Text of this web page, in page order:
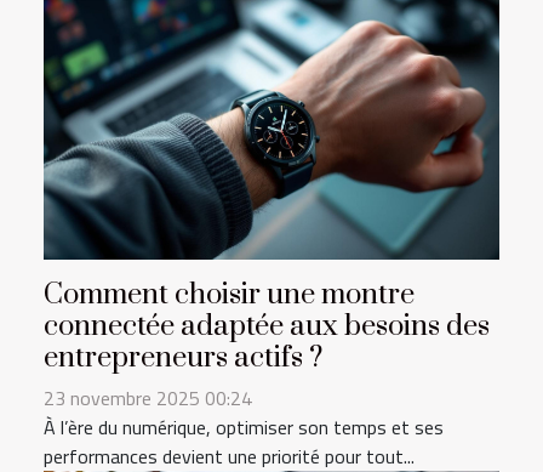
Comment choisir une montre
connectée adaptée aux besoins des
entrepreneurs actifs ?
23 novembre 2025 00:24
À l’ère du numérique, optimiser son temps et ses
performances devient une priorité pour tout...